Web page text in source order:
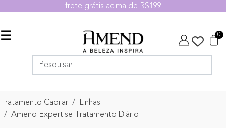
frete grátis acima de R$199
☰ 0
Tratamento Capilar
Linhas
Amend Expertise Tratamento Diário